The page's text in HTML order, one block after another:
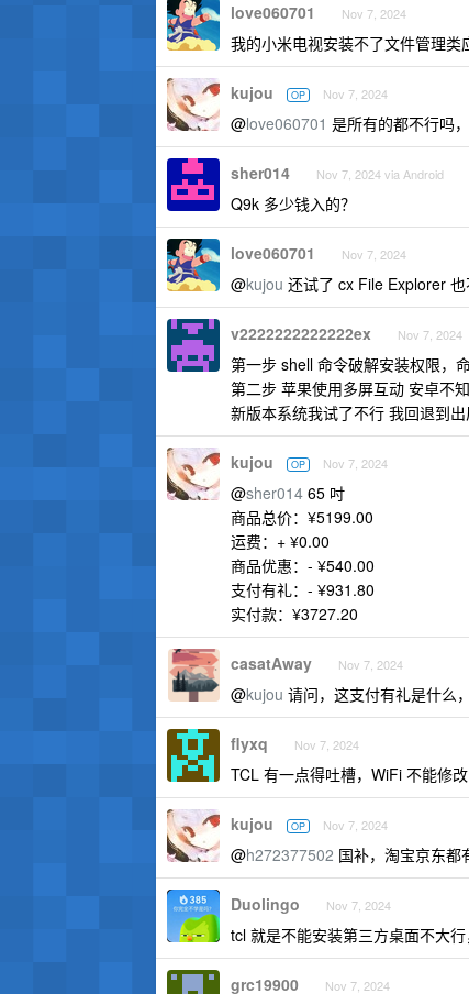
love060701 Nov 7, 2024
我的小米电视安装不了文件管理类
kujou OP Nov 7, 2024
@love060701 是所有的都不行吗
sher014 Nov 7, 2024 via Android
Q9k 多少钱入的？
love060701 Nov 7, 2024
@kujou 还试了 cx File Explorer
v2222222222222ex Nov 7, 2024
第一步 shell 命令破解安装权限，
第二步 苹果使用多屏互动 安卓不
新版本系统我试了不行 我回退到
kujou OP Nov 7, 2024
@sher014 65 吋
商品总价：¥5199.00
运费：+ ¥0.00
商品优惠：- ¥540.00
支付有礼：- ¥931.80
实付款：¥3727.20
casatAway Nov 7, 2024
@kujou 请问，这支付有礼是什么
flyxq Nov 7, 2024
TCL 有一点得吐槽，WiFi 不能修
kujou OP Nov 7, 2024
@h272377502 国补，淘宝京东都
Duolingo Nov 7, 2024
tcl 就是不能安装第三方桌面不大
grc19900 Nov 7, 2024